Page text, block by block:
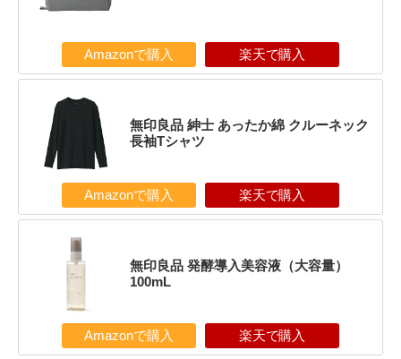
Amazonで購入 楽天で購入
無印良品 紳士 あったか綿 クルーネック
長袖Tシャツ
Amazonで購入 楽天で購入
無印良品 発酵導入美容液（大容量）
100mL
Amazonで購入 楽天で購入